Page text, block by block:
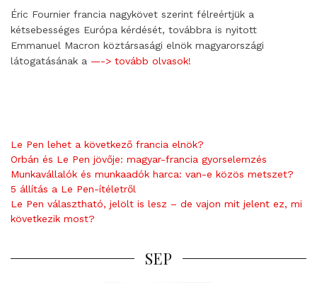
Éric Fournier francia nagykövet szerint félreértjük a
kétsebességes Európa kérdését, továbbra is nyitott
Emmanuel Macron köztársasági elnök magyarországi
látogatásának a —-> tovább olvasok!
Le Pen lehet a következő francia elnök?
Orbán és Le Pen jövője: magyar-francia gyorselemzés
Munkavállalók és munkaadók harca: van-e közös metszet?
5 állítás a Le Pen-ítéletről
Le Pen választható, jelölt is lesz – de vajon mit jelent ez, mi
következik most?
SEP